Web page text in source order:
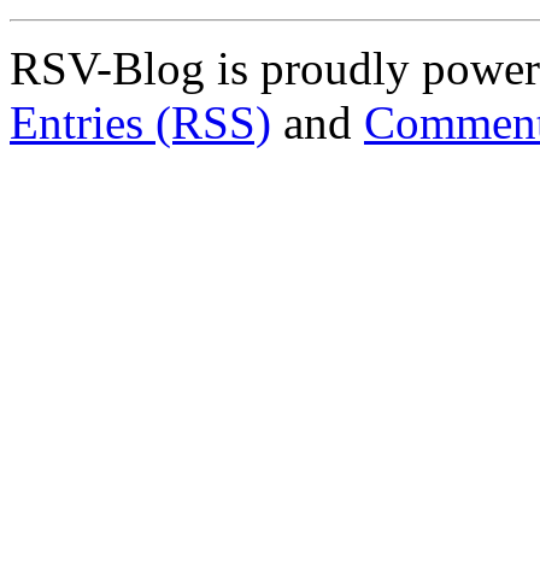
RSV-Blog is proudly
Entries (RSS) and